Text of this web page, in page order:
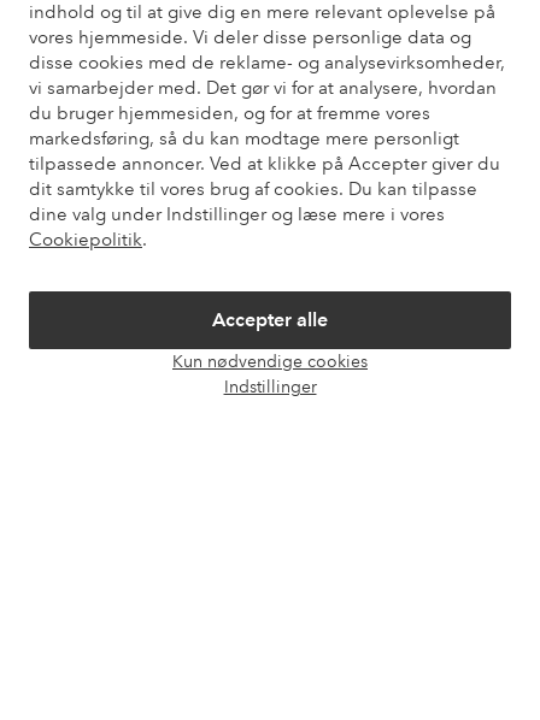
indhold og til at give dig en mere relevant oplevelse på
vores hjemmeside. Vi deler disse personlige data og
disse cookies med de reklame- og analysevirksomheder,
vi samarbejder med. Det gør vi for at analysere, hvordan
du bruger hjemmesiden, og for at fremme vores
markedsføring, så du kan modtage mere personligt
tilpassede annoncer. Ved at klikke på Accepter giver du
dit samtykke til vores brug af cookies. Du kan tilpasse
dine valg under Indstillinger og læse mere i vores
Cookiepolitik.
Accepter alle
Kun nødvendige cookies
Indstillinger
Mine sider
Om Ellos
Vores tjenester